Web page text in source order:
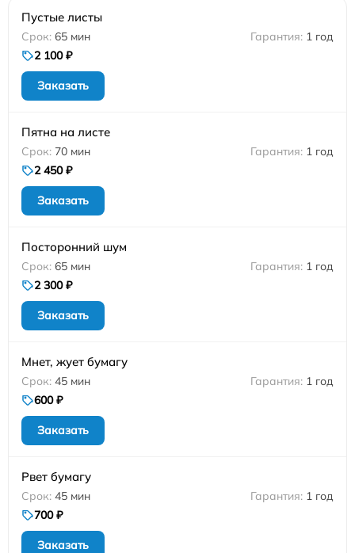
Пустые листы
65 мин
1 год
2 100 ₽
Заказать
Пятна на листе
70 мин
1 год
2 450 ₽
Заказать
Посторонний шум
65 мин
1 год
2 300 ₽
Заказать
Мнет, жует бумагу
45 мин
1 год
600 ₽
Заказать
Рвет бумагу
45 мин
1 год
700 ₽
Заказать